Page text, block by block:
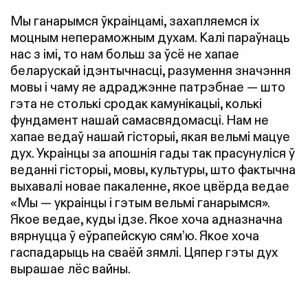
Мы ганарымся ўкраінцамі, захапляемся іх
моцным непераможным духам. Калі параўнаць
нас з імі, то нам больш за ўсё не хапае
беларускай ідэнтычнасці, разумення значэння
мовы і чаму яе адраджэнне патрэбнае — што
гэта не столькі сродак камунікацыі, колькі
фундамент нашай самасвядомасці. Нам не
хапае ведаў нашай гісторыі, якая вельмі мацуе
дух. Украінцы за апошнія гады так прасунуліся ў
веданні гісторыі, мовы, культуры, што фактычна
выхавалі новае пакаленне, якое цвёрда ведае
«Мы — украінцы і гэтым вельмі ганарымся».
Якое ведае, куды ідзе. Якое хоча адназначна
вярнуцца ў еўрапейскую сям’ю. Якое хоча
гаспадарыць на сваёй зямлі. Цяпер гэты дух
вырашае лёс вайны.